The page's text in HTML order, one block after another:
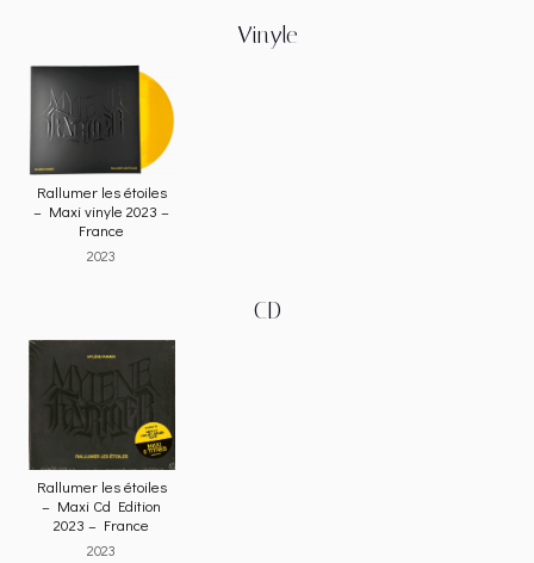
Vinyle
Rallumer les étoiles
– Maxi vinyle 2023 –
France
2023
CD
Rallumer les étoiles
– Maxi Cd Edition
2023 – France
2023